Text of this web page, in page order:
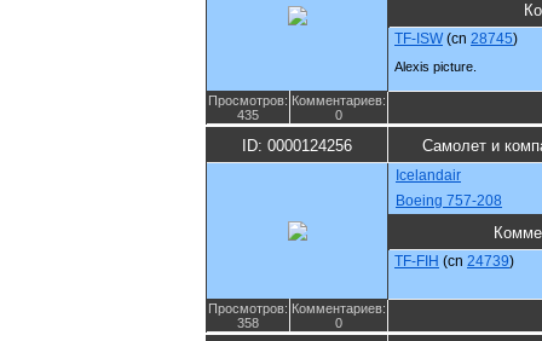
TF-ISW (cn 28745)
Alexis picture.
Просмотров:
435
Комментариев:
0
ID: 0000124256 Самолет и
Icelandair
Boeing 757-208
TF-FIH (cn 24739)
Просмотров:
358
Комментариев:
0